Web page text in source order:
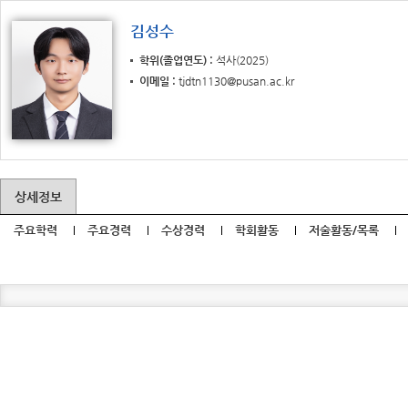
김성수
학위(졸업연도) 석사(2025)
이메일
tjdtn1130@pusan.ac.kr
상세정보
주요학력 주요경력 수상경력 학회활동 저술활동/목록